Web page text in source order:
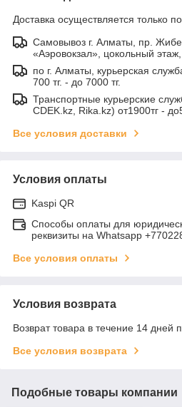
Доставка осуществляется только
Самовывоз г. Алматы, пр.
«Аэровокзал», цокольный
по г. Алматы, курьерская
700 тг. - до 7000 тг.
Транспортные курьерские
CDEK.kz, Rika.kz) от1900тг -
Все условия доставки
Условия оплаты
Kaspi QR
Способы оплаты для
реквизиты на Whatsapp
Все условия оплаты
Условия возврата
Возврат товара в течение 14 дней
Все условия возврата
Подобные товары компании